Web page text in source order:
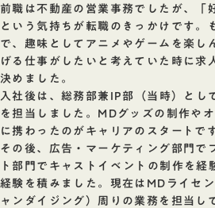
前職は不動産の営業事務でしたが、「
という気持ちが転職のきっかけです。
で、趣味としてアニメやゲームを楽し
げる仕事がしたいと考えていた時に求
決めました。
入社後は、総務部兼IP部（当時）とし
を担当しました。MDグッズの制作や
に携わったのがキャリアのスタートで
その後、広告・マーケティング部門で
ト部門でキャストイベントの制作を経
経験を積みました。現在はMDライセ
ャンダイジング）周りの業務を担当し